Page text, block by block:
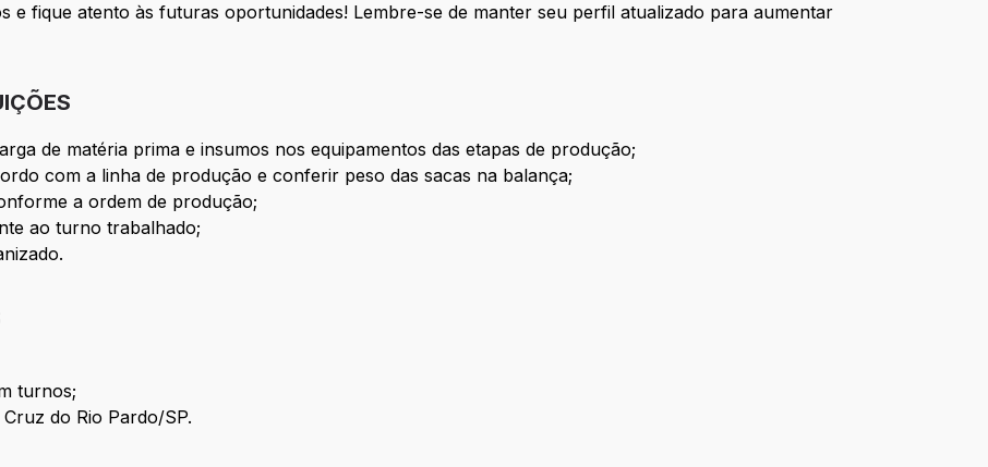
e fique atento às futuras oportunidades! Lembre-se de manter seu perfil atualizado para aumentar
de matéria prima e insumos nos equipamentos das etapas de produção;
com a linha de produção e conferir peso das sacas na balança;
a ordem de produção;
ao turno trabalhado;
turnos;
do Rio Pardo/SP.